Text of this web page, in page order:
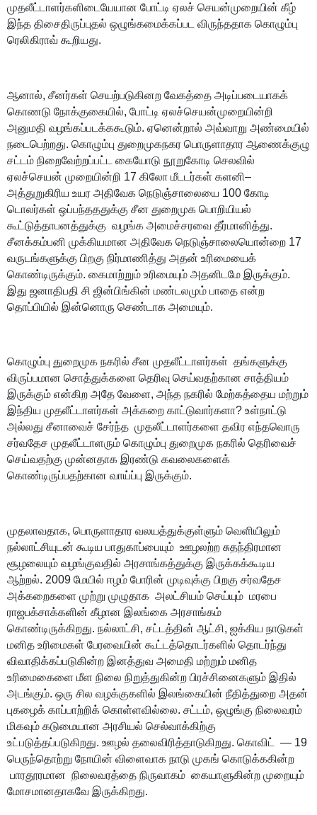
முதலீட்டாளர்களிடையேயான போட்டி ஏலச் செயன்முறையின் கீழ்
இந்த திசைதிருப்புதல் ஒழுங்கமைக்கப்பட விருந்ததாக கொழும்பு
ரெலிகிராவ் கூறியது.
ஆனால், சீனர்கள் செயற்படுகினற வேகத்தை அடிப்படையாகக்
கொணடு நோக்குகையில், போட்டி ஏலச்செயன்முறையின்றி
அனுமதி வழங்கப்படக்ககூடும். ஏனென்றால் அவ்வாறு அண்மையில்
நடைபெற்றது. கொழும்பு துறைமுகநகர பொருளாதார ஆணைக்குழு
சட்டம் நிறைவேற்றப்பட்ட கையோடு நூறுகோடி செலவில்
ஏலச்செயன் முறையின்றி 17 கிலோ மீடடர்கள் களனி–
அத்துறுகிரிய உயர அதிவேக நெடுஞ்சாலையை 100 கோடி
டொலர்கள் ஒப்பந்தததுக்கு சீன துறைமுக பொறியியல்
கூட்டுத்தாபனத்துக்கு வழங்க அமைச்சரவை தீர்மானித்து.
சீனக்கம்பனி முக்கியமான அதிவேக நெடுஞ்சாலையொன்றை 17
வருடங்களுக்கு பிறகு நிர்மாணித்து அதன் உரிமையைக்
கொண்டிருக்கும். கைமாற்றும் உரிமையும் அதனிடமே இருக்கும்.
இது ஜனாதிபதி சி ஜின்பிங்கின் மண்டலமும் பாதை என்ற
தொப்பியில் இன்னொரு செண்டாக அமையும்.
கொழும்பு துறைமுக நகரில் சீன முதலீட்டாளர்கள் தங்களுக்கு
விருப்பமான சொத்துக்களை தெரிவு செய்வதற்கான சாத்தியம்
இருக்கும் என்கிற அதே வேளை, அந்த நகரில் மேற்கத்தைய மற்றும்
இந்திய முதலீட்டாளர்கள் அக்கறை காட்டுவார்களா? உள்நாட்டு
அல்லது சீனாவைச் சேர்ந்த முதலீட்டாளர்களை தவிர எந்தவொரு
சர்வதேச முதலீட்டாளரும் கொழும்பு துறைமுக நகரில் தெரிவைச்
செய்வதற்கு முன்னதாக இரண்டு கவலைகளைக்
கொண்டிருப்பதற்கான வாய்ப்பு இருக்கும்.
முதலாவதாக, பொருளாதார வலயத்துக்குள்ளும் வெளியிலும்
நல்லாட்சியுடன் கூடிய பாதுகாப்பையும் ஊழலற்ற சுதந்திரமான
சூழலையும் வழங்குவதில் அரசாங்கத்துக்கு இருக்கக்கூடிய
ஆற்றல். 2009 மேயில் ஈழம் போரின் முடிவுக்கு பிறகு சர்வதேச
அக்கறைகளை முற்று முழுதாக அலட்சியம் செய்யும் மரபை
ராஜபக்சாக்களின் கீழான இலங்கை அரசாங்கம்
கொண்டிருக்கிறது. நல்லாட்சி, சட்டத்தின் ஆட்சி, ஐக்கிய நாடுகள்
மனித உரிமைகள் பேரவையின் கூட்டத்தொடர்களில் தொடர்ந்து
விவாதிக்கப்படுகின்ற இனத்துவ அமைதி மற்றும் மனித
உரிமைகைளை மீள நிலை நிறுத்துகின்ற பிரச்சினைகளும் இதில்
அடங்கும். ஒரு சில வழக்குகளில் இலங்கையின் நீதித்துறை அதன்
புகழைக் காப்பாற்றிக் கொள்ளவில்லை. சட்டம், ஒழுங்கு நிலைவரம்
மிகவும் கடுமையான அரசியல் செல்வாக்கிற்கு
உட்படுத்தப்படுகிறது. ஊழல் தலைவிரித்தாடுகிறது. கொவிட் — 19
பெருந்தொற்று நோயின் விளைவாக நாடு முகங் கொடுக்ககின்ற
பாரதூரமான நிலைவரத்தை நிருவாகம் கையாளுகின்ற முறையும்
மோசமானதாகவே இருக்கிறது.